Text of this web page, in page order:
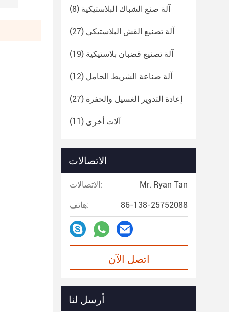
آلة صنع الشباك البلاستيكية (8)
آلة تصنيع القش البلاستيكي (27)
آلة تصنيع قضبان بلاستيكية (19)
آلة صناعة الشريط الحامل (12)
إعادة التدوير الغسيل والحفرة (27)
آلات أخرى (11)
الاتصالات
الاتصالات: Mr. Ryan Tan
هاتف: 86-138-25752088
اتصل الآن
أرسل لنا